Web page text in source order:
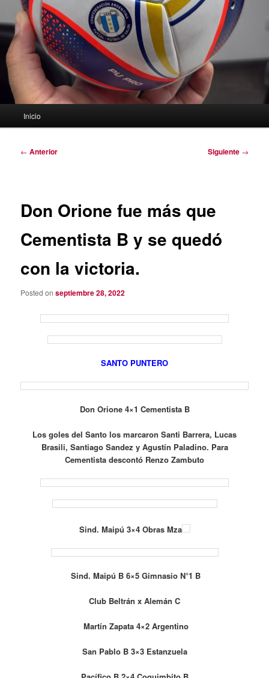
Inicio
Navegación
← Anterior Siguiente →
Don Orione fue más que
Cementista B y se quedó
con la victoria.
Posted onseptiembre 28, 2022
SANTO PUNTERO
Don Orione 4×1 Cementista B
Los goles del Santo los marcaron Santi Barrera, Lucas
Brasili, Santiago Sandez y Agustín Paladino. Para
Cementista descontó Renzo Zambuto
Sind. Maipú 3×4 Obras Mza
Sind. Maipú B 6×5 Gimnasio N°1 B
Club Beltrán x Alemán C
Martín Zapata 4×2 Argentino
San Pablo B 3×3 Estanzuela